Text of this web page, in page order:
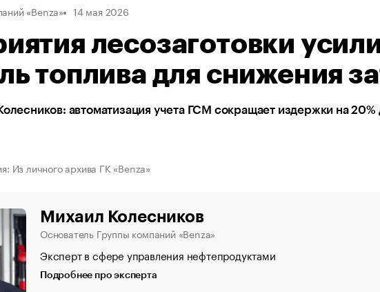
«Benza» 14 мая 2026
лесозаготовки
топлива для снижения
автоматизация учета ГСМ сокращает издержки на
Из личного архива ГК «Benza»
Михаил Колесников
Основатель Группы компаний «Benza»
Эксперт в сфере управления нефтепродуктами
Подробнее про эксперта